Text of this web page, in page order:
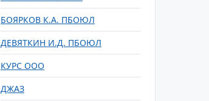
БОЯРКОВ К.А. ПБОЮЛ
ДЕВЯТКИН И.Д. ПБОЮЛ
КУРС ООО
ДЖАЗ